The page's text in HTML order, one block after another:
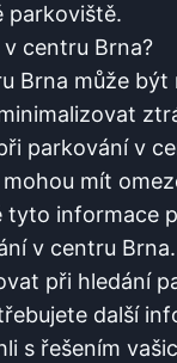
parkoviště.
centru Brna?
Brna ‌může
parkování v
mít
informace
v centru
při hledání
další
s řešením